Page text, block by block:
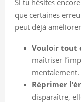
Si tu hésites
que certaines
peut déjà
Vouloir tout
maîtriser
mentalement.
Réprimer
disparaître,